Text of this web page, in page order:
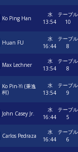
Ko Ping Han
水
13:54
テーブル
10
Huan FU
水
16:44
テーブル
8
Max Lechner
水
13:54
テーブル
8
Ko Pin-Yi (秉逸
柯)
水
13:54
テーブル
9
John Casey Jr.
水
16:44
テーブル
5
Carlos Pedraza
水
16:44
テーブル
6